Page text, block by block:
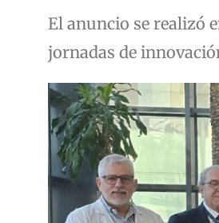
El anuncio se realizó
jornadas de